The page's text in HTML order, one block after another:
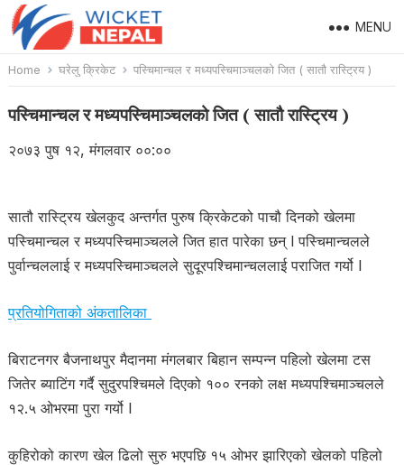
MENU
Home घरेलु क्रिकेट पस्चिमान्चल र मध्यपस्चिमाञ्चलको जित ( सातौ रास्ट्रिय )
पस्चिमान्चल र मध्यपस्चिमाञ्चलको जित ( सातौ रास्ट्रिय )
२०७३ पुष १२, मंगलवार ००:००
सातौ रास्ट्रिय खेलकुद अन्तर्गत पुरुष क्रिकेटको पाचौ दिनको खेलमा
पस्चिमान्चल र मध्यपस्चिमाञ्चलले जित हात पारेका छन् l पस्चिमान्चलले
पुर्वान्चललाई र मध्यपस्चिमाञ्चलले सुदूरपश्चिमान्चललाई पराजित गर्यो l
प्रतियोगिताको अंकतालिका
बिराटनगर बैजनाथपुर मैदानमा मंगलबार बिहान सम्पन्न पहिलो खेलमा टस
जितेर ब्याटिंग गर्दै सुदुरपश्चिमले दिएको १०० रनको लक्ष मध्यपश्चिमाञ्चलले
१२.५ ओभरमा पुरा गर्यो l
कुहिरोको कारण खेल ढिलो सुरु भएपछि १५ ओभर झारिएको खेलको पहिलो